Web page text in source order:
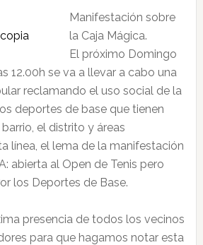
Manifestación sobre
la Caja Mágica.
El próximo Domingo
12.00h se va a llevar a cabo una
reclamando el uso social de la
deportes de base que tienen
el distrito y áreas
línea, el lema de la manifestación
abierta al Open de Tenis pero
los Deportes de Base.
presencia de todos los vecinos
para que hagamos notar esta